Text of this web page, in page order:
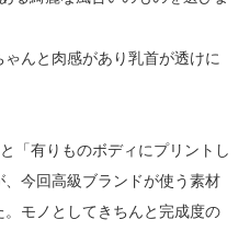
んと肉感があり乳首が透けに
「有りものボディにプリントし
今回高級ブランドが使う素材
モノとしてきちんと完成度の